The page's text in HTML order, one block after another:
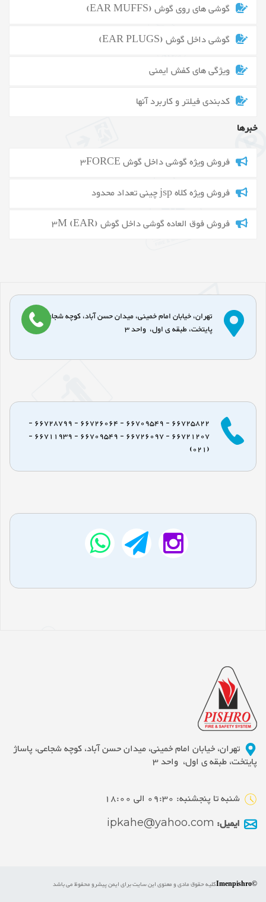
گوشی های روی گوش (EAR MUFFS)
گوشی داخل گوش (EAR PLUGS)
ویژگی های کفش ایمنی
کدبندی فیلتر و کاربرد آنها
خبرها
فروش ویژه گوشی داخل گوش 3FORCE
فروش ویژه کلاه jsp چینی تعداد محدود
فروش فوق العاده گوشی داخل گوش 3M (EAR)
تهران، خیابان امام خمینی، میدان حسن آباد، کوچه شجاعی، پاساژ
پایتخت، طبقه ی اول، واحد 3
66725822 - 66709549 - 66726064 - 66728799 -
66721207 - 66726097 - 66709549 - 66711939 -
(021)
تهران، خیابان امام خمینی، میدان حسن آباد، کوچه شجاعی، پاساژ
پایتخت، طبقه ی اول، واحد 3
شنبه تا پنجشنبه: 09:30 الی 18:00
ایمیل:
©Imenpishro کلیه حقوق مادی و معنوی این سایت برای ایمن پیشرو محفوظ می باشد